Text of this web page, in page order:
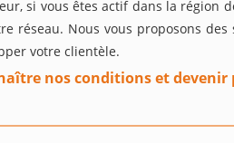
si vous êtes actif dans la région
réseau. Nous vous proposons
votre clientèle.
nos conditions et